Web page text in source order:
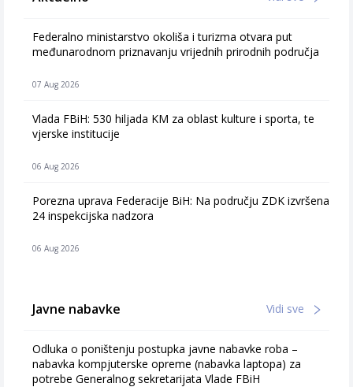
Federalno ministarstvo okoliša i turizma otvara put
međunarodnom priznavanju vrijednih prirodnih područja
07 Aug 2026
Vlada FBiH: 530 hiljada KM za oblast kulture i sporta, te
vjerske institucije
06 Aug 2026
Porezna uprava Federacije BiH: Na području ZDK izvršena
24 inspekcijska nadzora
06 Aug 2026
Javne nabavke Vidi sve
Odluka o poništenju postupka javne nabavke roba –
nabavka kompjuterske opreme (nabavka laptopa) za
potrebe Generalnog sekretarijata Vlade FBiH